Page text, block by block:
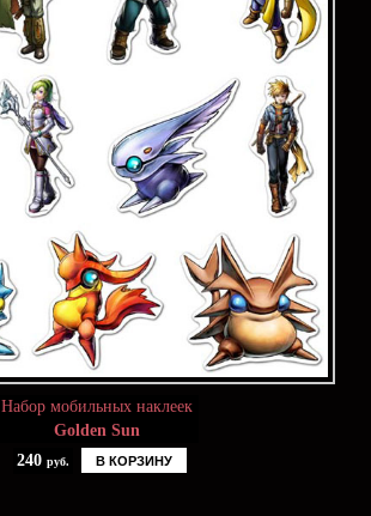
Набор мобильных наклеек
Golden Sun
240 руб. В КОРЗИНУ